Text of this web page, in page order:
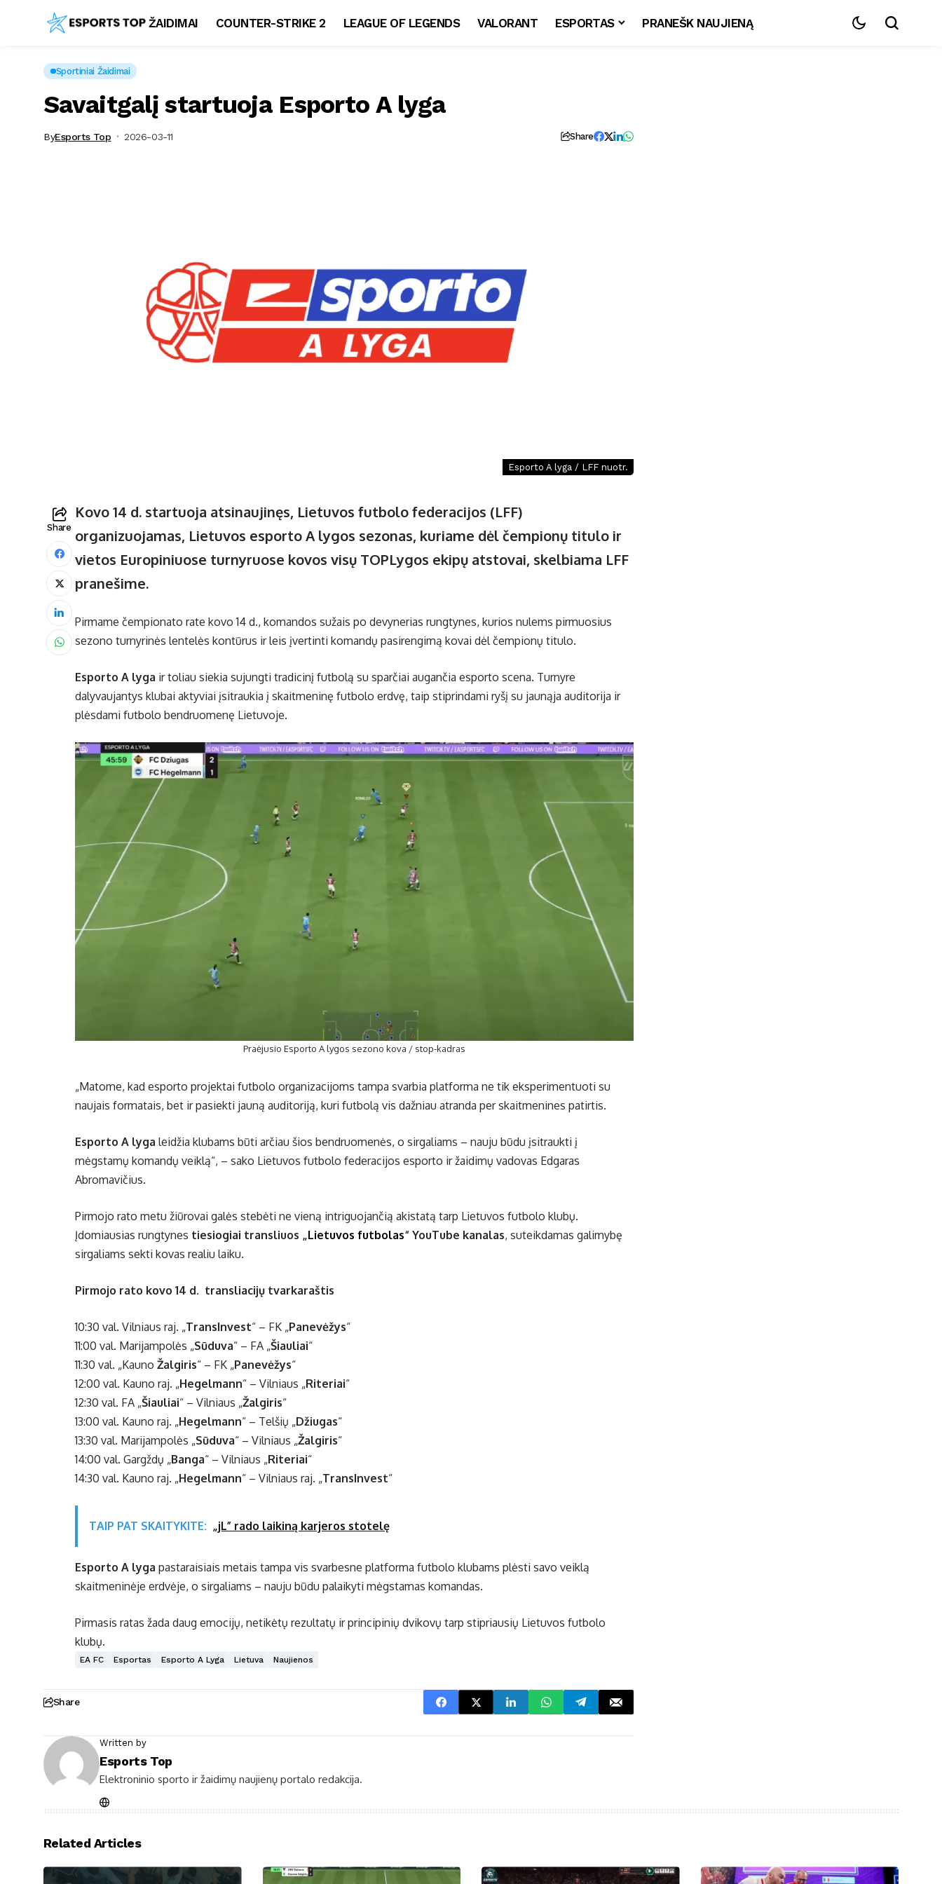
ŽAIDIMAI COUNTER-STRIKE 2 LEAGUE OF LEGENDS VALORANT ESPORTAS PRANEŠK NAUJIENĄ
Sportiniai Žaidimai
Savaitgalį startuoja Esporto A lyga
ByEsports Top 2026-03-11 Share
Esporto A lyga / LFF nuotr.
Share
Kovo 14 d. startuoja atsinaujinęs, Lietuvos futbolo federacijos (LFF)
organizuojamas, Lietuvos esporto A lygos sezonas, kuriame dėl čempionų titulo ir
vietos Europiniuose turnyruose kovos visų TOPLygos ekipų atstovai, skelbiama LFF
pranešime.
Pirmame čempionato rate kovo 14 d., komandos sužais po devynerias rungtynes, kurios nulems pirmuosius
sezono turnyrinės lentelės kontūrus ir leis įvertinti komandų pasirengimą kovai dėl čempionų titulo.
Esporto A lyga ir toliau siekia sujungti tradicinį futbolą su sparčiai augančia esporto scena. Turnyre
dalyvaujantys klubai aktyviai įsitraukia į skaitmeninę futbolo erdvę, taip stiprindami ryšį su jaunąja auditorija ir
plėsdami futbolo bendruomenę Lietuvoje.
Praėjusio Esporto A lygos sezono kova / stop-kadras
„Matome, kad esporto projektai futbolo organizacijoms tampa svarbia platforma ne tik eksperimentuoti su
naujais formatais, bet ir pasiekti jauną auditoriją, kuri futbolą vis dažniau atranda per skaitmenines patirtis.
Esporto A lyga leidžia klubams būti arčiau šios bendruomenės, o sirgaliams – nauju būdu įsitraukti į
mėgstamų komandų veiklą“, – sako Lietuvos futbolo federacijos esporto ir žaidimų vadovas Edgaras
Abromavičius.
Pirmojo rato metu žiūrovai galės stebėti ne vieną intriguojančią akistatą tarp Lietuvos futbolo klubų.
Įdomiausias rungtynes tiesiogiai transliuos „Lietuvos futbolas“ YouTube kanalas, suteikdamas galimybę
sirgaliams sekti kovas realiu laiku.
Pirmojo rato kovo 14 d. transliacijų tvarkaraštis
10:30 val. Vilniaus raj. „TransInvest“ – FK „Panevėžys“
11:00 val. Marijampolės „Sūduva“ – FA „Šiauliai“
11:30 val. „Kauno Žalgiris“ – FK „Panevėžys“
12:00 val. Kauno raj. „Hegelmann“ – Vilniaus „Riteriai“
12:30 val. FA „Šiauliai“ – Vilniaus „Žalgiris“
13:00 val. Kauno raj. „Hegelmann“ – Telšių „Džiugas“
13:30 val. Marijampolės „Sūduva“ – Vilniaus „Žalgiris“
14:00 val. Gargždų „Banga“ – Vilniaus „Riteriai“
14:30 val. Kauno raj. „Hegelmann“ – Vilniaus raj. „TransInvest“
TAIP PAT SKAITYKITE: „jL” rado laikiną karjeros stotelę
Esporto A lyga pastaraisiais metais tampa vis svarbesne platforma futbolo klubams plėsti savo veiklą
skaitmeninėje erdvėje, o sirgaliams – nauju būdu palaikyti mėgstamas komandas.
Pirmasis ratas žada daug emocijų, netikėtų rezultatų ir principinių dvikovų tarp stipriausių Lietuvos futbolo
klubų.
EA FC Esportas Esporto A Lyga Lietuva Naujienos
Share
Written by
Esports Top
Elektroninio sporto ir žaidimų naujienų portalo redakcija.
Related Articles